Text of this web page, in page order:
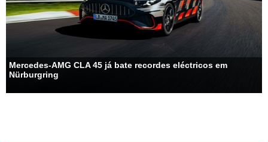
Mercedes-AMG CLA 45 já bate recordes eléctricos em
Nürburgring